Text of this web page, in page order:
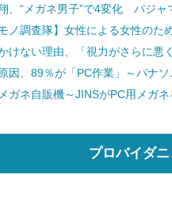
、“メガネ男子”で4変化 パジャ
ノ調査隊】女性による女性のた
けない理由、「視力がさらに悪
因、89％が「PC作業」～パナ
ガネ自販機～JINSがPC用メガ
プロバイダ